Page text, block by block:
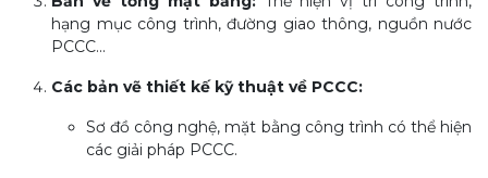
hạng mục công trình, đường giao thông, nguồn nước
PCCC...
Các bản vẽ thiết kế kỹ thuật về PCCC:
Sơ đồ công nghệ, mặt bằng công trình có thể hiện
các giải pháp PCCC.